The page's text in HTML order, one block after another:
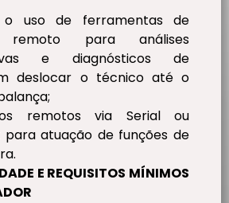
o uso de ferramentas de
remoto para análises
e diagnósticos de
deslocar o técnico até o
remotos via Serial ou
para atuação de funções de
E REQUISITOS MÍNIMOS